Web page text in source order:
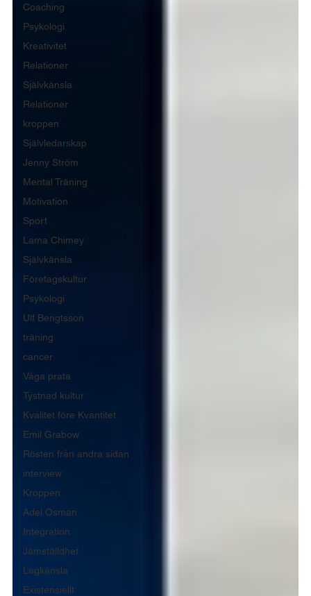
Coaching
Psykologi
Kreativitet
Relationer
Självkänsla
Relationer
kroppen
Självledarskap
Jenny Ström
Mental Träning
Motivation
Sport
Lama Chimey
Självkänsla
Företagskultur
Psykologi
Ulf Bengtsson
träning
cancer
Våga prata
Tystnad kultur
Kvalitet före Kvantitet
Emil Grabow
Rösten från andra sidan
interview
Kroppen
Adel Osman
Integration
Jämställdhet
Lagkänsla
Existensiellt